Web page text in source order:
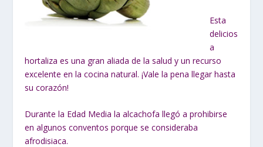
Esta
delicios
a
hortaliza es una gran aliada de la salud y un recurso
excelente en la cocina natural. ¡Vale la pena llegar hasta
su corazón!
Durante la Edad Media la alcachofa llegó a prohibirse
en algunos conventos porque se consideraba
afrodisiaca.